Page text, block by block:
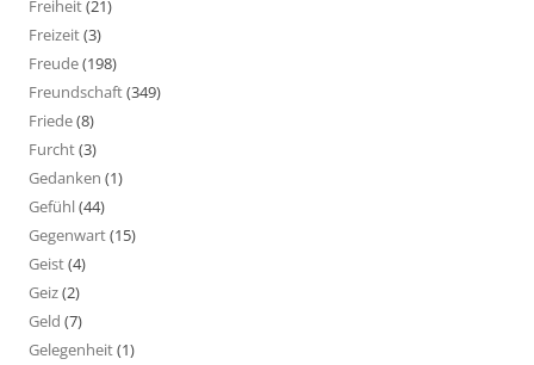
Freiheit(21)
Freizeit(3)
Freude(198)
Freundschaft(349)
Friede(8)
Furcht(3)
Gedanken (1)
Gefühl(44)
Gegenwart(15)
Geist(4)
Geiz(2)
Geld (7)
Gelegenheit(1)